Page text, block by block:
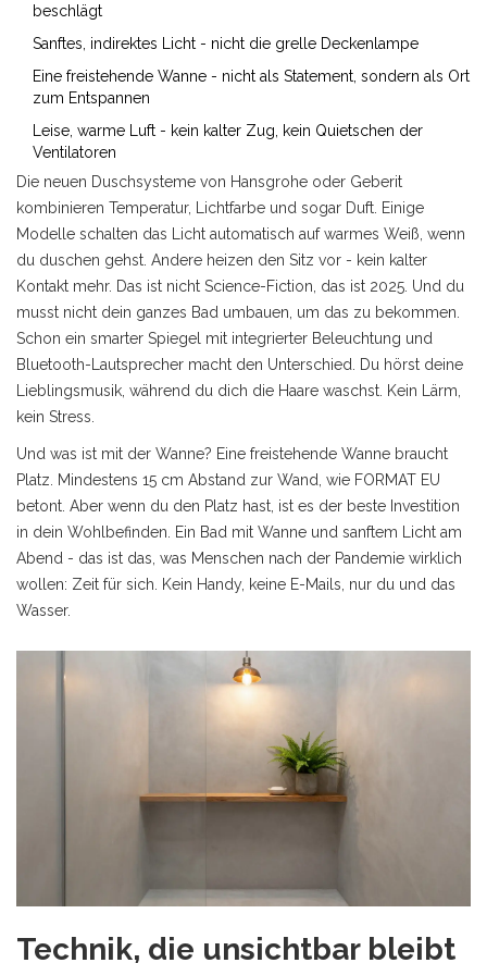
beschlägt
Sanftes, indirektes Licht - nicht die grelle Deckenlampe
Eine freistehende Wanne - nicht als Statement, sondern als Ort
zum Entspannen
Leise, warme Luft - kein kalter Zug, kein Quietschen der
Ventilatoren
Die neuen Duschsysteme von Hansgrohe oder Geberit
kombinieren Temperatur, Lichtfarbe und sogar Duft. Einige
Modelle schalten das Licht automatisch auf warmes Weiß, wenn
du duschen gehst. Andere heizen den Sitz vor - kein kalter
Kontakt mehr. Das ist nicht Science-Fiction, das ist 2025. Und du
musst nicht dein ganzes Bad umbauen, um das zu bekommen.
Schon ein smarter Spiegel mit integrierter Beleuchtung und
Bluetooth-Lautsprecher macht den Unterschied. Du hörst deine
Lieblingsmusik, während du dich die Haare waschst. Kein Lärm,
kein Stress.
Und was ist mit der Wanne? Eine freistehende Wanne braucht
Platz. Mindestens 15 cm Abstand zur Wand, wie FORMAT EU
betont. Aber wenn du den Platz hast, ist es der beste Investition
in dein Wohlbefinden. Ein Bad mit Wanne und sanftem Licht am
Abend - das ist das, was Menschen nach der Pandemie wirklich
wollen: Zeit für sich. Kein Handy, keine E-Mails, nur du und das
Wasser.
Technik, die unsichtbar bleibt